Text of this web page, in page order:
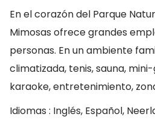
En el corazón del Parque
Mimosas ofrece grandes
personas. En un ambiente
climatizada, tenis, sauna,
karaoke, entretenimiento,
Idiomas : Inglés, Español,